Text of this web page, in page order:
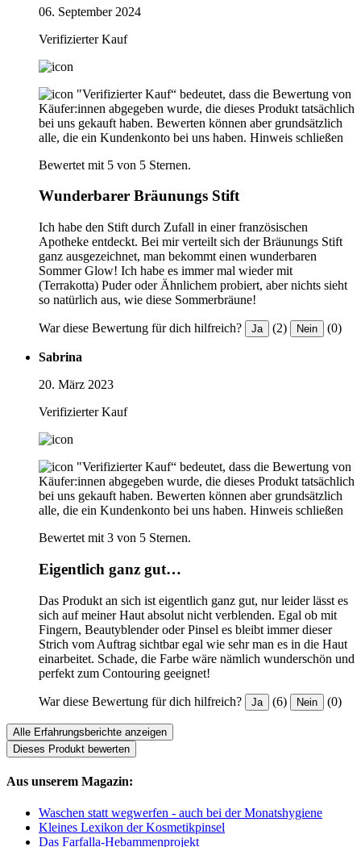
06. September 2024
Verifizierter Kauf
"Verifizierter Kauf“ bedeutet, dass die Bewertung von
Käufer:innen abgegeben wurde, die dieses Produkt tatsächlich
bei uns gekauft haben. Bewerten können aber grundsätzlich
alle, die ein Kundenkonto bei uns haben. Hinweis schließen
Bewertet mit 5 von 5 Sternen.
Wunderbarer Bräunungs Stift
Ich habe den Stift durch Zufall in einer französischen
Apotheke entdeckt. Bei mir verteilt sich der Bräunungs Stift
ganz ausgezeichnet, man bekommt einen wunderbaren
Sommer Glow! Ich habe es immer mal wieder mit
(Terrakotta) Puder oder Ähnlichem probiert, aber nichts sieht
so natürlich aus, wie diese Sommerbräune!
War diese Bewertung für dich hilfreich? Ja (2) Nein (0)
Sabrina
20. März 2023
Verifizierter Kauf
"Verifizierter Kauf“ bedeutet, dass die Bewertung von
Käufer:innen abgegeben wurde, die dieses Produkt tatsächlich
bei uns gekauft haben. Bewerten können aber grundsätzlich
alle, die ein Kundenkonto bei uns haben. Hinweis schließen
Bewertet mit 3 von 5 Sternen.
Eigentlich ganz gut…
Das Produkt an sich ist eigentlich ganz gut, nur leider lässt es
sich auf meiner Haut absolut nicht verblenden. Egal ob mit
Fingern, Beautyblender oder Pinsel es bleibt immer dieser
Strich vom Auftrag sichtbar egal wie sehr man es in die Haut
einarbeitet. Schade, die Farbe wäre nämlich wunderschön und
perfekt zum Contouring geeignet!
War diese Bewertung für dich hilfreich? Ja (6) Nein (0)
Alle Erfahrungsberichte anzeigen
Dieses Produkt bewerten
Aus unserem Magazin:
Waschen statt wegwerfen - auch bei der Monatshygiene
Kleines Lexikon der Kosmetikpinsel
Das Farfalla-Hebammenprojekt